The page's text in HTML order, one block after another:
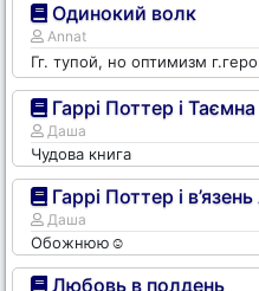
Одинокий волк
Annat
Гг. тупой, но оптимизм
Гаррі Поттер і Таємна
Даша
Чудова книга
Гаррі Поттер і
Даша
Обожнюю☺️
Любовь в полдень